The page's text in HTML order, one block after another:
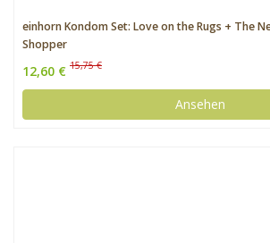
einhorn Kondom Set: Love on the Rugs + The
Shopper
12,60 € 15,75 €
Ansehen